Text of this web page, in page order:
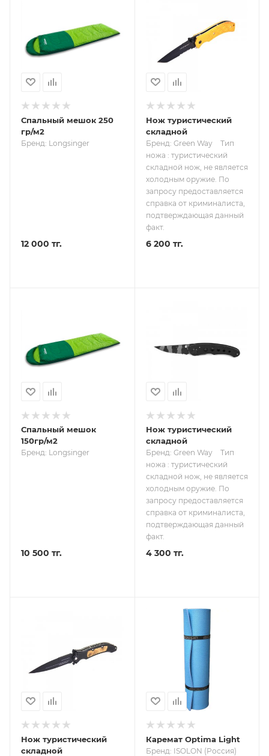
Спальный мешок 250
гр/м2
Бренд: Longsinger
12 000 тг.
Нож туристический
складной
Бренд: Green Way
Тип
ножа : туристический
складной нож, не является
холодным оружие. По
запросу предоставляется
справка от криминалиста,
подтверждающая данный
факт.
6 200 тг.
Спальный мешок
150гр/м2
Бренд: Longsinger
10 500 тг.
Нож туристический
складной
Бренд: Green Way
Тип
ножа : туристический
складной нож, не является
холодным оружие. По
запросу предоставляется
справка от криминалиста,
подтверждающая данный
факт.
4 300 тг.
Нож туристический
складной
Каремат Optima Light
Бренд: ISOLON (Россия)